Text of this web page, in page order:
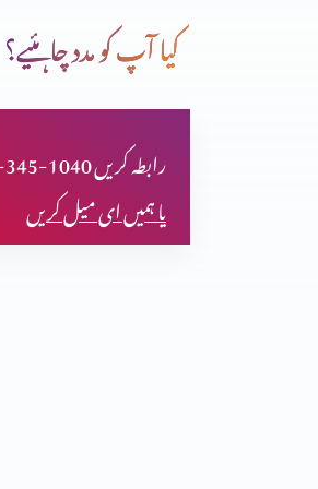
قوت کا درست استمال (حصہ 3)
فلپیوں کا خط (حصہ 2)
کیا آپ کو مدد چاہئیے؟
+27-73-345-1040 رابطہ کریں
یا ہمیں ای میل کریں